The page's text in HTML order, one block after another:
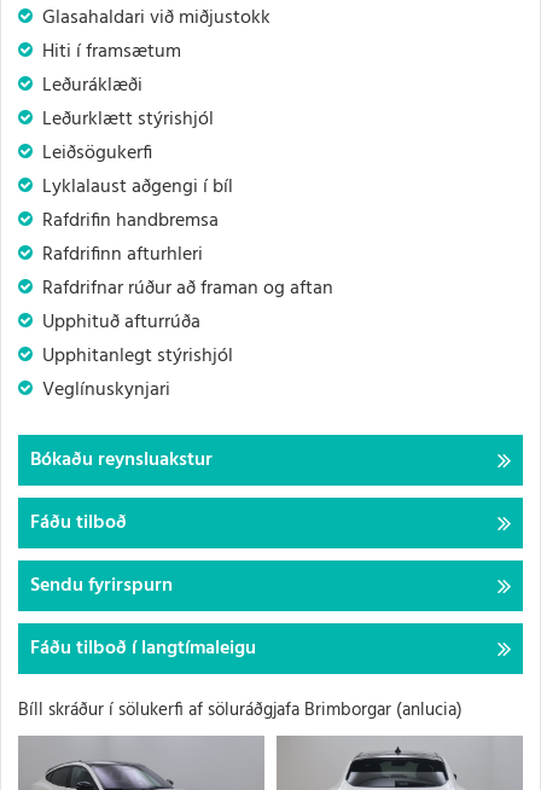
Glasahaldari við miðjustokk
Hiti í framsætum
Leðuráklæði
Leðurklætt stýrishjól
Leiðsögukerfi
Lyklalaust aðgengi í bíl
Rafdrifin handbremsa
Rafdrifinn afturhleri
Rafdrifnar rúður að framan og aftan
Upphituð afturrúða
Upphitanlegt stýrishjól
Veglínuskynjari
Bíll skráður í sölukerfi af söluráðgjafa Brimborgar (anlucia)
Bókaðu reynsluakstur
Fáðu tilboð
Sendu fyrirspurn
Fáðu tilboð í langtímaleigu